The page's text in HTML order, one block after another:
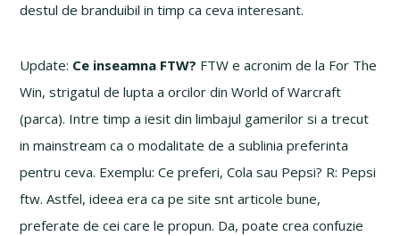
destul de branduibil in timp ca ceva interesant.
Update: Ce inseamna FTW? FTW e acronim de la For The
Win, strigatul de lupta a orcilor din World of Warcraft
(parca). Intre timp a iesit din limbajul gamerilor si a trecut
in mainstream ca o modalitate de a sublinia preferinta
pentru ceva. Exemplu: Ce preferi, Cola sau Pepsi? R: Pepsi
ftw. Astfel, ideea era ca pe site snt articole bune,
preferate de cei care le propun. Da, poate crea confuzie